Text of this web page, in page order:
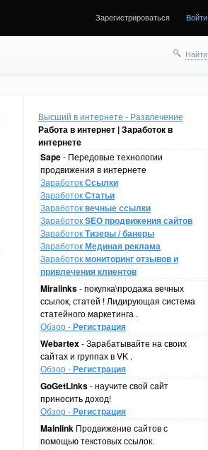
Зарегистрироваться Войти
Найти
Высший в интернете - Развлечение
Работа в интернет | Заработок в
интернете
Sape- Передовые технологии
продвижения в интернете
ЗаработокСсылки
ЗаработокСтатьи
Заработоквечные ссылки
ЗаработокSEO продвижения сайтов
ЗаработокТизеры / банеры
ЗаработокМединая реклама
Заработокмониторинг отзывов и
привлечения клиентов
Miralinks- покупка\продажа вечных
ссылок, статей ! Лидирующая система
статейного маркетинга .
Обзор -Регистрация
Webartex- Зарабатывайте на своих
сайтах и группах в VK .
Обзор -Регистрация
GoGetLinks- научите свой сайт
приносить доход!
Обзор -Регистрация
Mainlink Продвижение сайтов с
помощью текстовых ссылок.